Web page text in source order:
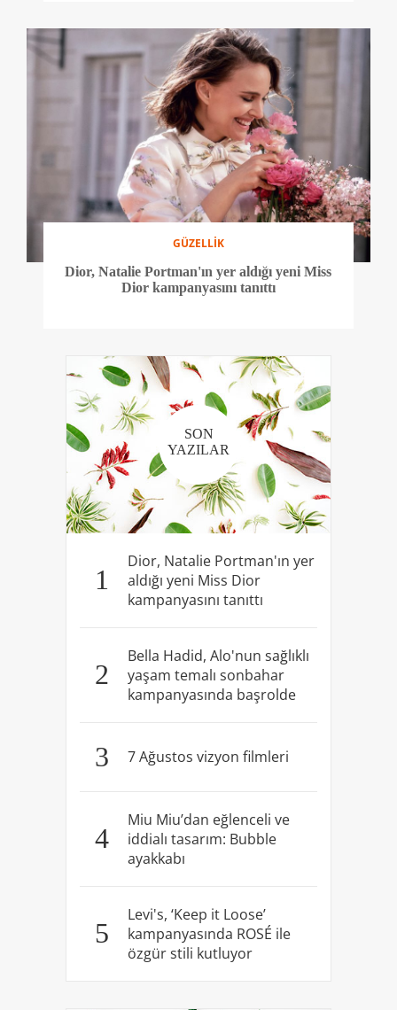
GÜZELLİK
Dior, Natalie Portman'ın yer aldığı yeni Miss
Dior kampanyasını tanıttı
SON
YAZILAR
1
Dior, Natalie Portman'ın yer
aldığı yeni Miss Dior
kampanyasını tanıttı
2
Bella Hadid, Alo'nun sağlıklı
yaşam temalı sonbahar
kampanyasında başrolde
3 7 Ağustos vizyon filmleri
4
Miu Miu’dan eğlenceli ve
iddialı tasarım: Bubble
ayakkabı
5
Levi's, ‘Keep it Loose’
kampanyasında ROSÉ ile
özgür stili kutluyor